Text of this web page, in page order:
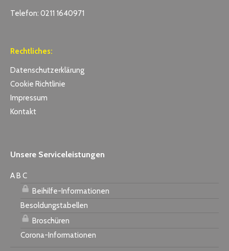
Telefon: 0211 1640971
Rechtliches:
Datenschutzerklärung
Cookie Richtlinie
Impressum
Kontakt
Unsere Serviceleistungen
A B C
Beihilfe-Informationen
Besoldungstabellen
Broschüren
Corona-Informationen